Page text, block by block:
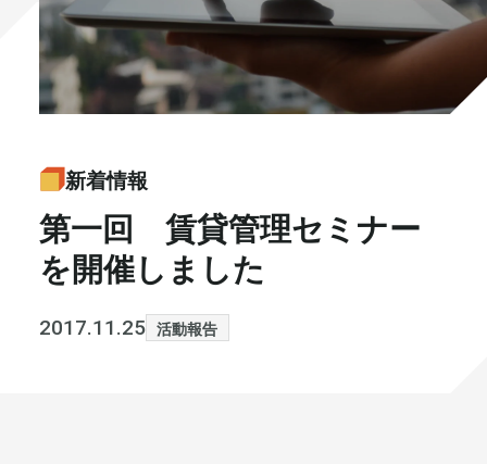
マンション管理
賃貸管理
実需用戸建・マンション
ホテル事業
書籍・メディア
セミナー
大和財託の意志
お知らせ
採⽤情報
新着情報
第一回 賃貸管理セミナー
を開催しました
2017.11.25 活動報告